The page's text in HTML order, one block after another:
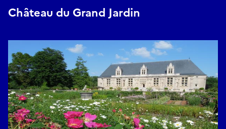
Château du Grand Jardin